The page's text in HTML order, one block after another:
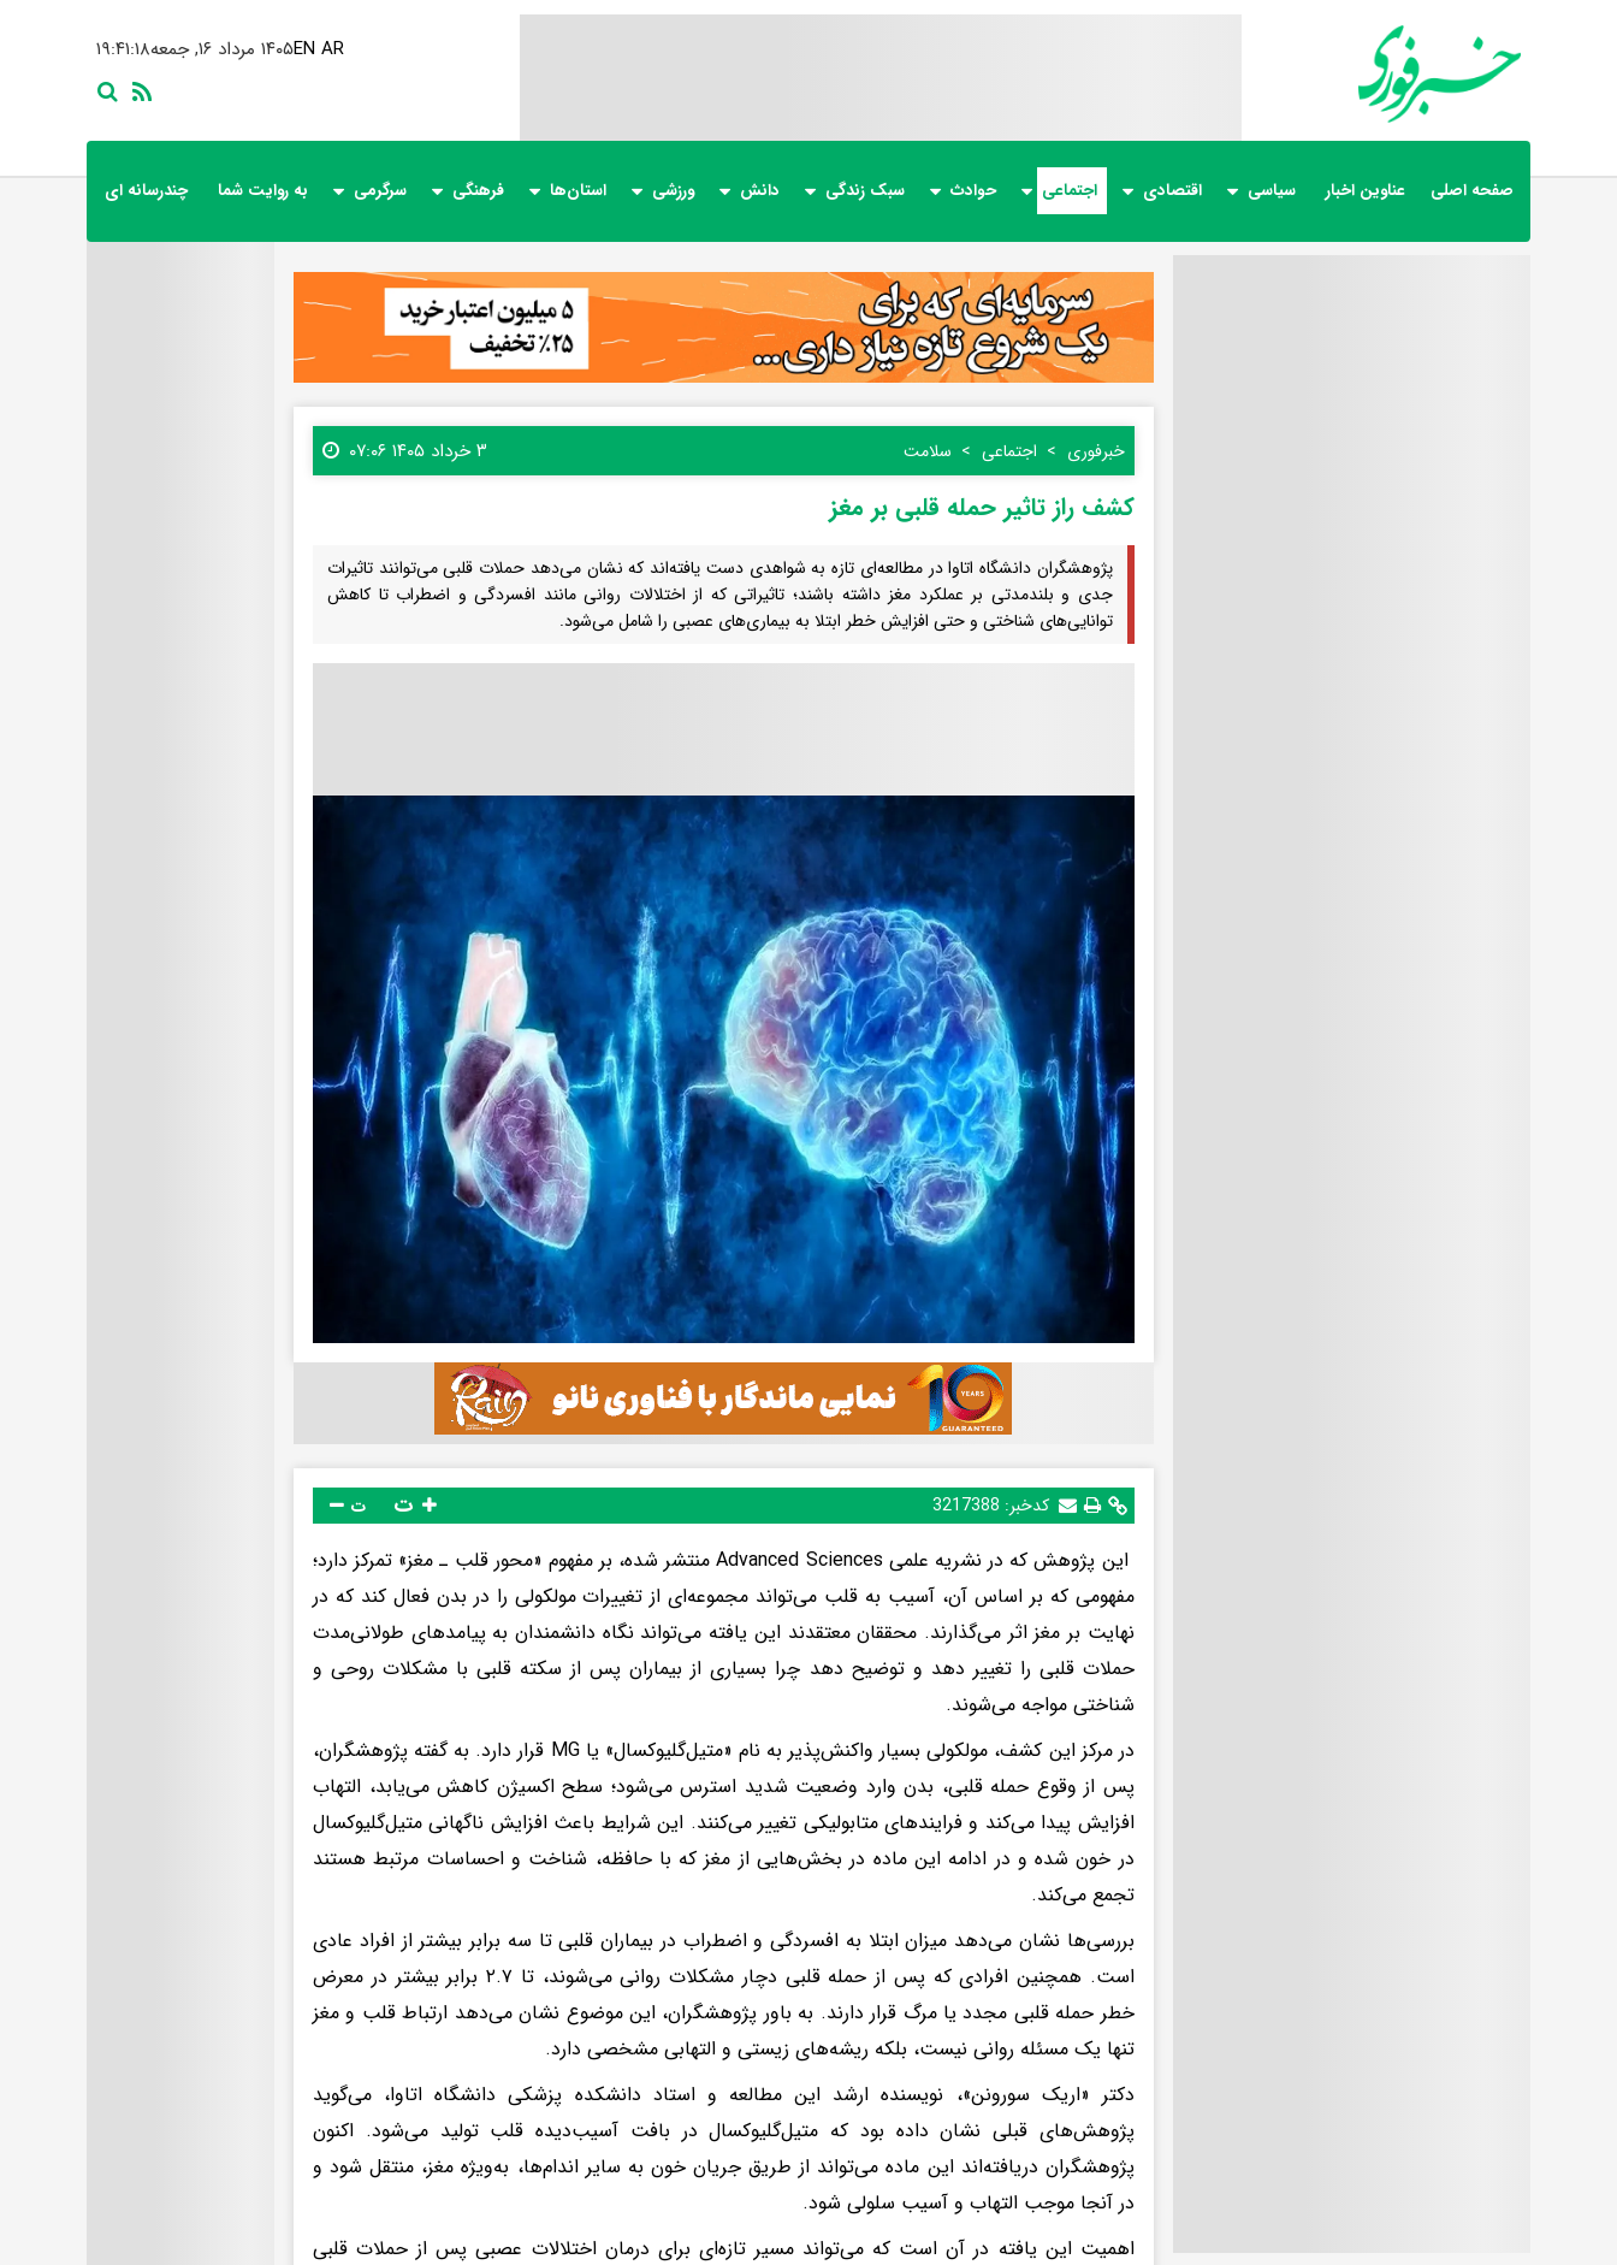
۱۹:۴۱:۱۹ ۱۴۰۵ مرداد ۱۶, جمعهEN AR
صفحه اصلی عناوین اخبار سیاسی اقتصادی اجتماعی حوادث سبک زندگی دانش ورزشی استان‌ها فرهنگی سرگرمی به روایت شما چندرسانه ای
خبرفوری اجتماعی سلامت ۳ خرداد ۱۴۰۵ ۰۷:۰۶
کشف راز تاثیر حمله قلبی بر مغز
پژوهشگران دانشگاه اتاوا در مطالعه‌ای تازه به شواهدی دست یافته‌اند که نشان می‌دهد حملات قلبی می‌توانند تاثیرات
جدی و بلندمدتی بر عملکرد مغز داشته باشند؛ تاثیراتی که از اختلالات روانی مانند افسردگی و اضطراب تا کاهش
توانایی‌های شناختی و حتی افزایش خطر ابتلا به بیماری‌های عصبی را شامل می‌شود.
کدخبر: 3217388 ت
این پژوهش که در نشریه علمی Advanced Sciences منتشر شده، بر مفهوم «محور قلب ـ مغز» تمرکز دارد؛
مفهومی که بر اساس آن، آسیب به قلب می‌تواند مجموعه‌ای از تغییرات مولکولی را در بدن فعال کند که در
نهایت بر مغز اثر می‌گذارند. محققان معتقدند این یافته می‌تواند نگاه دانشمندان به پیامدهای طولانی‌مدت
حملات قلبی را تغییر دهد و توضیح دهد چرا بسیاری از بیماران پس از سکته قلبی با مشکلات روحی و
شناختی مواجه می‌شوند.
در مرکز این کشف، مولکولی بسیار واکنش‌پذیر به نام «متیل‌گلیوکسال» یا MG قرار دارد. به گفته پژوهشگران،
پس از وقوع حمله قلبی، بدن وارد وضعیت شدید استرس می‌شود؛ سطح اکسیژن کاهش می‌یابد، التهاب
افزایش پیدا می‌کند و فرایندهای متابولیکی تغییر می‌کنند. این شرایط باعث افزایش ناگهانی متیل‌گلیوکسال
در خون شده و در ادامه این ماده در بخش‌هایی از مغز که با حافظه، شناخت و احساسات مرتبط هستند
تجمع می‌کند.
بررسی‌ها نشان می‌دهد میزان ابتلا به افسردگی و اضطراب در بیماران قلبی تا سه برابر بیشتر از افراد عادی
است. همچنین افرادی که پس از حمله قلبی دچار مشکلات روانی می‌شوند، تا ۲.۷ برابر بیشتر در معرض
خطر حمله قلبی مجدد یا مرگ قرار دارند. به باور پژوهشگران، این موضوع نشان می‌دهد ارتباط قلب و مغز
تنها یک مسئله روانی نیست، بلکه ریشه‌های زیستی و التهابی مشخصی دارد.
دکتر «اریک سورونن»، نویسنده ارشد این مطالعه و استاد دانشکده پزشکی دانشگاه اتاوا، می‌گوید
پژوهش‌های قبلی نشان داده بود که متیل‌گلیوکسال در بافت آسیب‌دیده قلب تولید می‌شود. اکنون
پژوهشگران دریافته‌اند این ماده می‌تواند از طریق جریان خون به سایر اندام‌ها، به‌ویژه مغز، منتقل شود و
در آنجا موجب التهاب و آسیب سلولی شود.
اهمیت این یافته در آن است که می‌تواند مسیر تازه‌ای برای درمان اختلالات عصبی پس از حملات قلبی